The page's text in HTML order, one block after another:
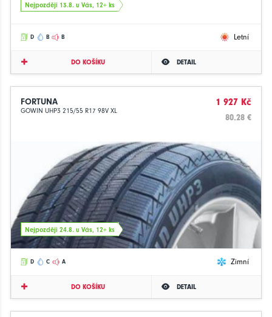
Nejpozději 13.8. u Vás, 12+ ks
D B B Letní
DO KOŠÍKU DETAIL
FORTUNA
GOWIN UHP3 215/55 R17 98V XL
1 927 Kč
80.28 €
Nejpozději 24.8. u Vás, 12+ ks
D C A Zimní
DO KOŠÍKU DETAIL